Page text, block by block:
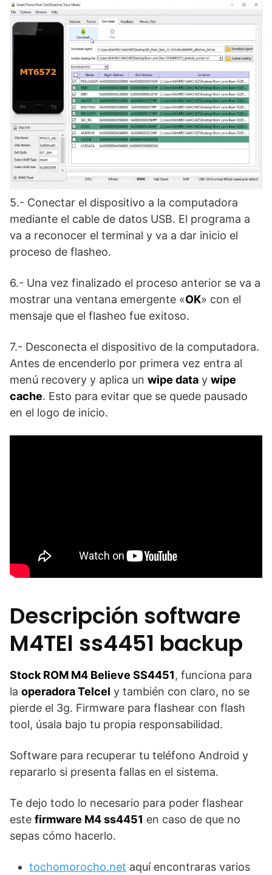
5.- Conectar el dispositivo a la computadora
mediante el cable de datos USB. El programa a
va a reconocer el terminal y va a dar inicio el
proceso de flasheo.
6.- Una vez finalizado el proceso anterior se va a
mostrar una ventana emergente «OK» con el
mensaje que el flasheo fue exitoso.
7.- Desconecta el dispositivo de la computadora.
Antes de encenderlo por primera vez entra al
menú recovery y aplica un wipe data y wipe
cache. Esto para evitar que se quede pausado
en el logo de inicio.
Descripción software
M4TEl ss4451 backup
Stock ROM M4 Believe SS4451, funciona para
la operadora Telcel y también con claro, no se
pierde el 3g. Firmware para flashear con flash
tool, úsala bajo tu propia responsabilidad.
Software para recuperar tu teléfono Android y
repararlo si presenta fallas en el sistema.
Te dejo todo lo necesario para poder flashear
este firmware M4 ss4451 en caso de que no
sepas cómo hacerlo.
tochomorocho.net aquí encontraras varios